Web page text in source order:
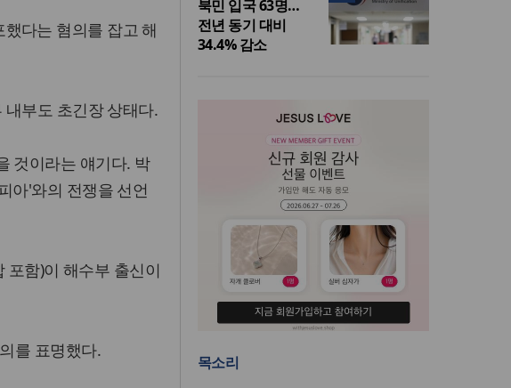
다는 혐의를 잡고 해
부도 초긴장 상태다.
것이라는 얘기다. 박
아'와의 전쟁을 선언
포함)이 해수부 출신이
를 표명했다.
북민 입국 63명…
전년 동기 대비
34.4% 감소
목소리